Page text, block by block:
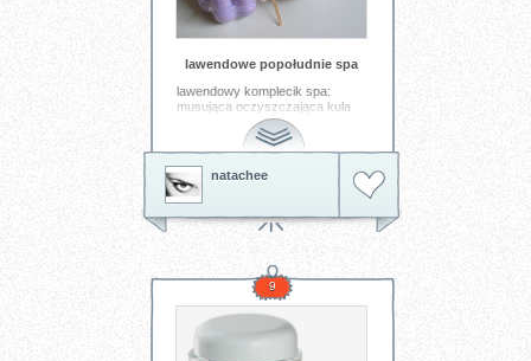
lawendowe popołudnie spa
lawendowy komplecik spa:
musująca oczyszczająca kula
do kąpieli, z gałązkami lawendy i
masujące mydło-scrub, z
kruszoną brzoskwinią. najlepszy
relaks w jedno popołudnie.
Tagi:
mydlarnia
natachee
9